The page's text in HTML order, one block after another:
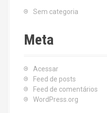
Sem categoria
Meta
Acessar
Feed de posts
Feed de comentários
WordPress.org